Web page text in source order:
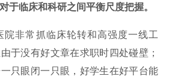
于临床和科研之间平衡尺度把握。
非常抓临床轮转和高强度一线工
于没有好文章在求职时四处碰壁；
只眼闭一只眼，好学生在好平台能